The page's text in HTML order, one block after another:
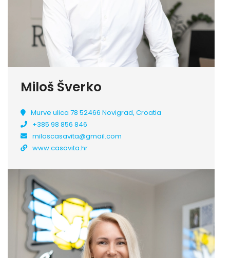
Miloš Šverko
Murve ulica 78 52466 Novigrad, Croatia
+385 98 856 846
miloscasavita@gmail.com
www.casavita.hr